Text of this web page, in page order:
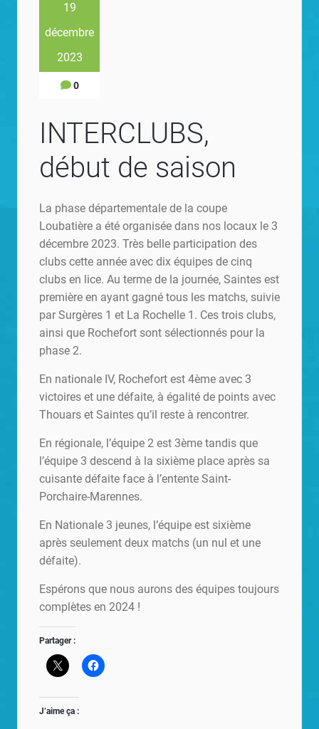
19
décembre
2023
0
INTERCLUBS,
début de saison
La phase départementale de la coupe
Loubatière a été organisée dans nos locaux le 3
décembre 2023. Très belle participation des
clubs cette année avec dix équipes de cinq
clubs en lice. Au terme de la journée, Saintes est
première en ayant gagné tous les matchs, suivie
par Surgères 1 et La Rochelle 1. Ces trois clubs,
ainsi que Rochefort sont sélectionnés pour la
phase 2.
En nationale IV, Rochefort est 4ème avec 3
victoires et une défaite, à égalité de points avec
Thouars et Saintes qu’il reste à rencontrer.
En régionale, l’équipe 2 est 3ème tandis que
l’équipe 3 descend à la sixième place après sa
cuisante défaite face à l’entente Saint-
Porchaire-Marennes.
En Nationale 3 jeunes, l’équipe est sixième
après seulement deux matchs (un nul et une
défaite).
Espérons que nous aurons des équipes toujours
complètes en 2024 !
Partager :
J’aime ça :